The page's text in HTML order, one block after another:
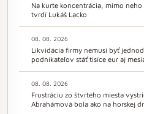
Na kurte koncentrácia, mimo neho
tvrdí Lukáš Lacko
08. 08. 2026
Likvidácia firmy nemusí byť
podnikateľov stáť tisíce eur aj
08. 08. 2026
Frustráciu zo štvrtého miesta
Abrahámová bola ako na horskej